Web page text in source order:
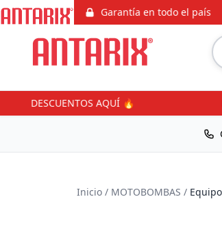
Garantía en todo el país
DESCUENTOS AQUÍ 🔥
Inicio / MOTOBOMBAS /